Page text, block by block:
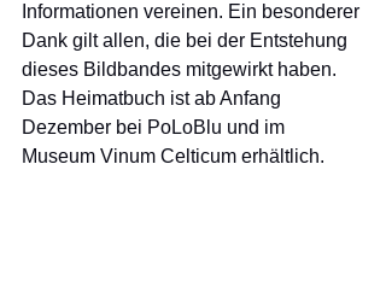
Informationen vereinen. Ein besonderer
Dank gilt allen, die bei der Entstehung
dieses Bildbandes mitgewirkt haben.
Das Heimatbuch ist ab Anfang
Dezember bei PoLoBlu und im
Museum Vinum Celticum erhältlich.